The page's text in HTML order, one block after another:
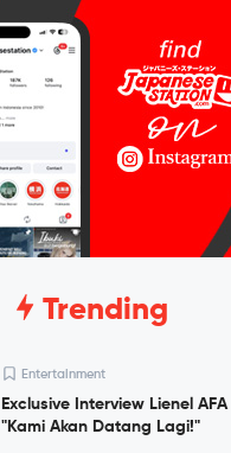
Trending
Entertainment
Exclusive Interview Lienel
"Kami Akan Datang Lagi!"